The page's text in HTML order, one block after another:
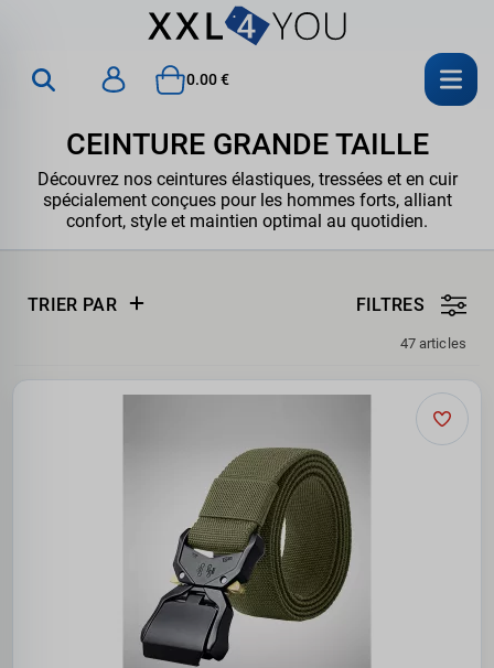
0.00 €
CEINTURE GRANDE TAILLE
Découvrez nos ceintures élastiques, tressées et en cuir
spécialement conçues pour les hommes forts, alliant
confort, style et maintien optimal au quotidien.
TRIER PAR FILTRES
47 articles